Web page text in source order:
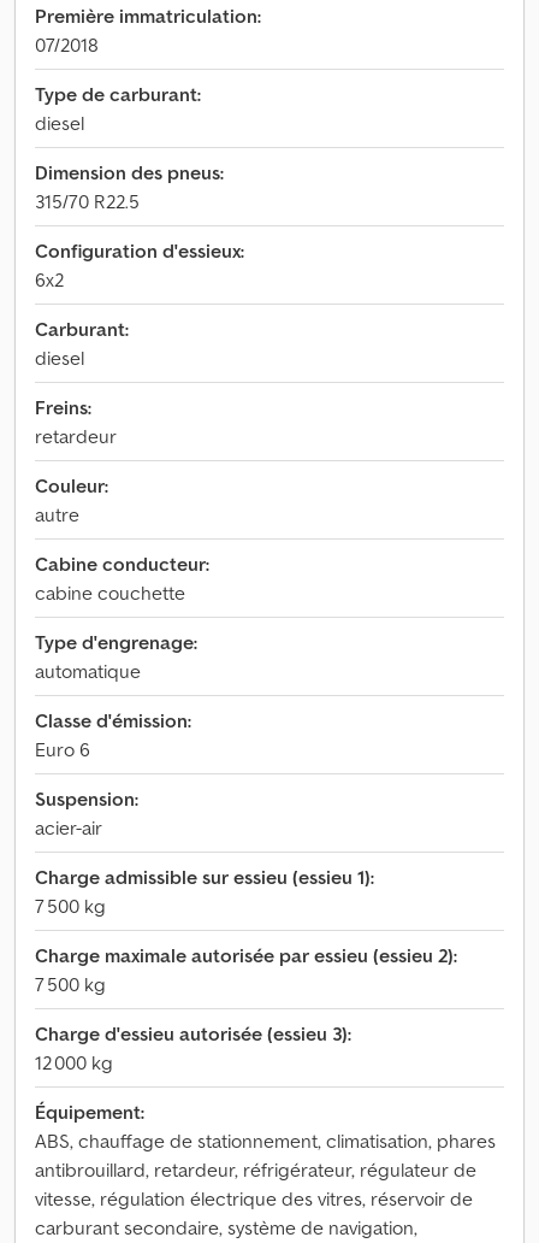
Première immatriculation:
07/2018
Type de carburant:
diesel
Dimension des pneus:
315/70 R22.5
Configuration d'essieux:
6x2
Carburant:
diesel
Freins:
retardeur
Couleur:
autre
Cabine conducteur:
cabine couchette
Type d'engrenage:
automatique
Classe d'émission:
Euro 6
Suspension:
acier-air
Charge admissible sur essieu (essieu 1):
7 500 kg
Charge maximale autorisée par essieu (essieu 2):
7 500 kg
Charge d'essieu autorisée (essieu 3):
12 000 kg
Équipement:
ABS, chauffage de stationnement, climatisation, phares
antibrouillard, retardeur, réfrigérateur, régulateur de
vitesse, régulation électrique des vitres, réservoir de
carburant secondaire, système de navigation,